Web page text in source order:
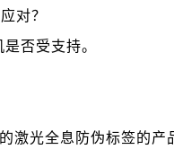
对？
否受支持。
的激光全息防伪标签的产